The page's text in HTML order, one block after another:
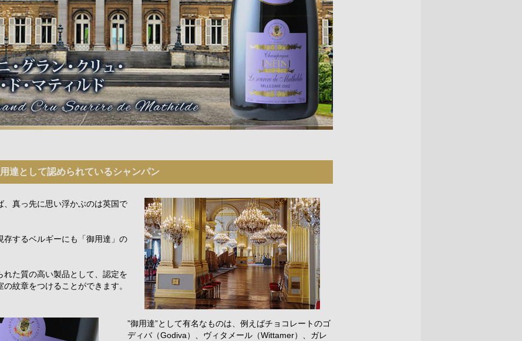
達として認められているシャンパン
、真っ先に思い浮かぶのは英国で
存するベルギーにも「御用達」の
れた質の高い製品として、認定を
紋章をつけることができます。
”御用達”として有名なものは、例えばチョコレートのゴ
ディバ（Godiva）、ヴィタメール（Wittamer）、ガレ